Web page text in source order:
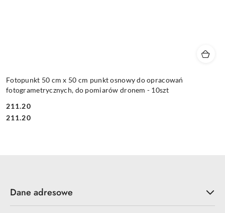
Fotopunkt 50 cm x 50 cm punkt osnowy do opracowań
fotogrametrycznych, do pomiarów dronem - 10szt
Cena:
211.20
Cena:
211.20
Dane adresowe